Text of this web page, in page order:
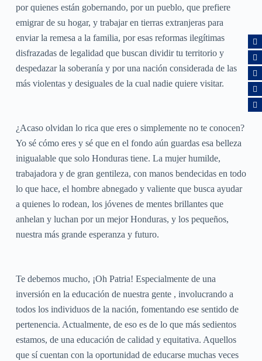
por quienes están gobernando, por un pueblo, que prefiere
emigrar de su hogar, y trabajar en tierras extranjeras para
enviar la remesa a la familia, por esas reformas ilegítimas
disfrazadas de legalidad que buscan dividir tu territorio y
despedazar la soberanía y por una nación considerada de las
más violentas y desiguales de la cual nadie quiere visitar.
¿Acaso olvidan lo rica que eres o simplemente no te conocen?
Yo sé cómo eres y sé que en el fondo aún guardas esa belleza
inigualable que solo Honduras tiene. La mujer humilde,
trabajadora y de gran gentileza, con manos bendecidas en todo
lo que hace, el hombre abnegado y valiente que busca ayudar
a quienes lo rodean, los jóvenes de mentes brillantes que
anhelan y luchan por un mejor Honduras, y los pequeños,
nuestra más grande esperanza y futuro.
Te debemos mucho, ¡Oh Patria! Especialmente de una
inversión en la educación de nuestra gente , involucrando a
todos los individuos de la nación, fomentando ese sentido de
pertenencia. Actualmente, de eso es de lo que más sedientos
estamos, de una educación de calidad y equitativa. Aquellos
que sí cuentan con la oportunidad de educarse muchas veces